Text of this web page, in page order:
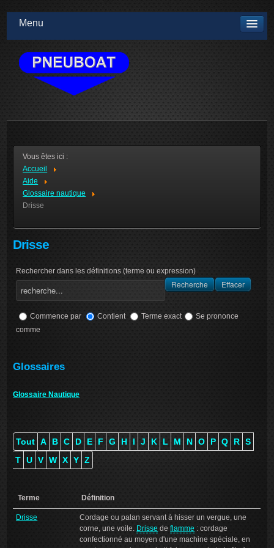
Menu
Vous êtes ici :
Accueil
Aide
Glossaire nautique
Drisse
Drisse
Rechercher dans les définitions (terme ou expression)
Commence par Contient Terme exact
Se prononce
comme
Glossaires
Glossaire Nautique
Tout A B C D E F G H I J K L M N O P Q R S
T U V W X Y Z
Terme Définition
Drisse
Cordage ou palan servant à hisser un vergue, une
corne, une voile. Drisse deflamme : cordage
confectionné au moyen d'une machine spéciale, en